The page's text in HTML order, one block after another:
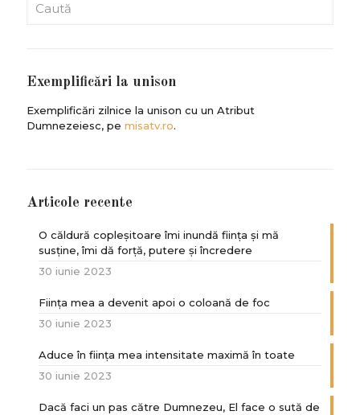
Exemplificări la unison
Exemplificări zilnice la unison cu un Atribut
Dumnezeiesc, pe misatv.ro.
Articole recente
O căldură copleșitoare îmi inundă ființa și mă
susține, îmi dă forță, putere și încredere
30 iunie 2023
Ființa mea a devenit apoi o coloană de foc
30 iunie 2023
Aduce în ființa mea intensitate maximă în toate
30 iunie 2023
Dacă faci un pas către Dumnezeu, El face o sută de